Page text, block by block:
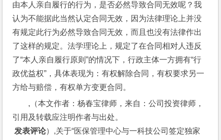
由本人亲自履行的行为，是否必然导致合同无效呢？我
认为不能据此当然认定合同无效，因为法律理论上并没
有规定此行为必然导致合同无效，而且也没有法律作出
了这样的规定。法学理论上，规定了在合同相对人违反
了“本人亲自履行原则”的情况下，行政主体一方拥有“行
政优益权”，具体表现为：有权解除合同，有权要求另一
方给与赔偿，有权单方变更合同。
,（本文作者：杨春宝律师，来自：公司投资律师，
引用及转载应注明作者与出处。
发表评论）,关于“医保管理中心与一科技公司签定独家